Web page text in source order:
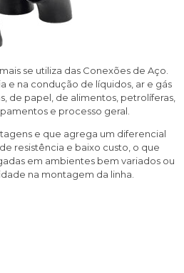
se utiliza das Conexões de Aço.
e na condução de líquidos, ar e gás
de papel, de alimentos, petrolíferas,
e processo geral.
e que agrega um diferencial
resistência e baixo custo, o que
em ambientes bem variados ou
na montagem da linha.